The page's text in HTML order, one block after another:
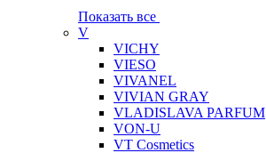
Показать все
V
VICHY
VIESO
VIVANEL
VIVIAN GRAY
VLADISLAVA PARFUM
VON-U
VT Cosmetics